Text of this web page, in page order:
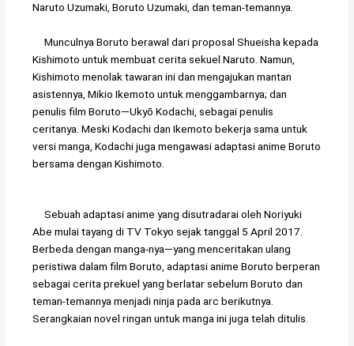
Naruto Uzumaki, Boruto Uzumaki, dan teman-temannya.
Munculnya Boruto berawal dari proposal Shueisha kepada
Kishimoto untuk membuat cerita sekuel Naruto. Namun,
Kishimoto menolak tawaran ini dan mengajukan mantan
asistennya, Mikio Ikemoto untuk menggambarnya; dan
penulis film Boruto—Ukyō Kodachi, sebagai penulis
ceritanya. Meski Kodachi dan Ikemoto bekerja sama untuk
versi manga, Kodachi juga mengawasi adaptasi anime Boruto
bersama dengan Kishimoto.
Sebuah adaptasi anime yang disutradarai oleh Noriyuki
Abe mulai tayang di TV Tokyo sejak tanggal 5 April 2017.
Berbeda dengan manga-nya—yang menceritakan ulang
peristiwa dalam film Boruto, adaptasi anime Boruto berperan
sebagai cerita prekuel yang berlatar sebelum Boruto dan
teman-temannya menjadi ninja pada arc berikutnya.
Serangkaian novel ringan untuk manga ini juga telah ditulis.